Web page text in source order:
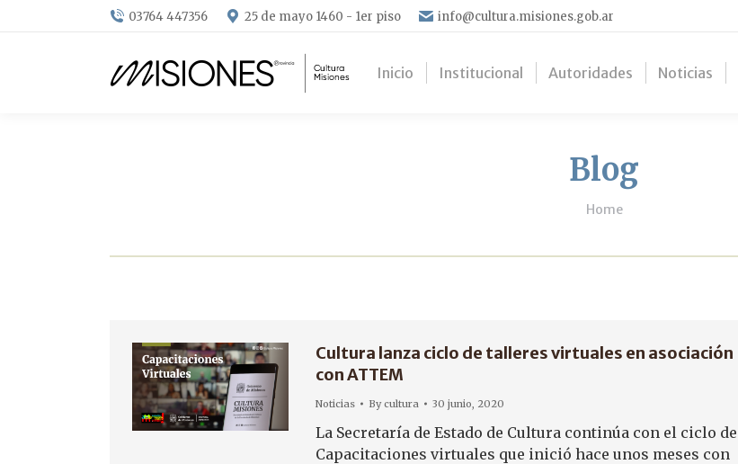
03764 447356 25 de mayo 1460 - 1er piso info@cultura.misiones.gob.ar
Inicio Institucional Autoridades Noticias
Blog
You are here:
Home
Cultura lanza ciclo de talleres virtuales en asociación
con ATTEM
Noticias Bycultura 30 junio, 2020
La Secretaría de Estado de Cultura continúa con el ciclo de
Capacitaciones virtuales que inició hace unos meses con